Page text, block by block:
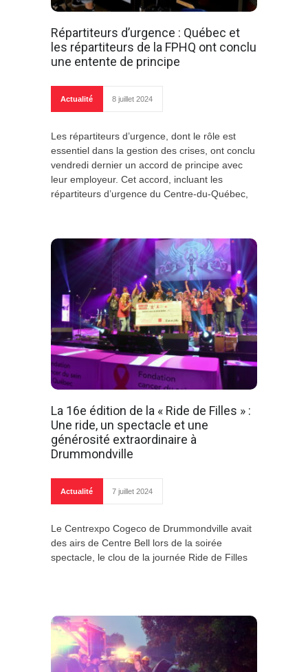
Répartiteurs d’urgence : Québec et
les répartiteurs de la FPHQ ont conclu
une entente de principe
Actualité 8 juillet 2024
Les répartiteurs d’urgence, dont le rôle est
essentiel dans la gestion des crises, ont conclu
vendredi dernier un accord de principe avec
leur employeur. Cet accord, incluant les
répartiteurs d’urgence du Centre-du-Québec,
La 16e édition de la « Ride de Filles » :
Une ride, un spectacle et une
générosité extraordinaire à
Drummondville
Actualité 7 juillet 2024
Le Centrexpo Cogeco de Drummondville avait
des airs de Centre Bell lors de la soirée
spectacle, le clou de la journée Ride de Filles